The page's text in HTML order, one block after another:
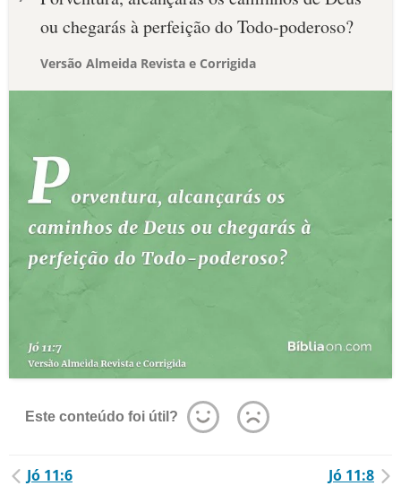
ou chegarás à perfeição do Todo-poderoso?
Versão Almeida Revista e Corrigida
Este conteúdo foi útil?
Jó 11:6 Jó 11:8